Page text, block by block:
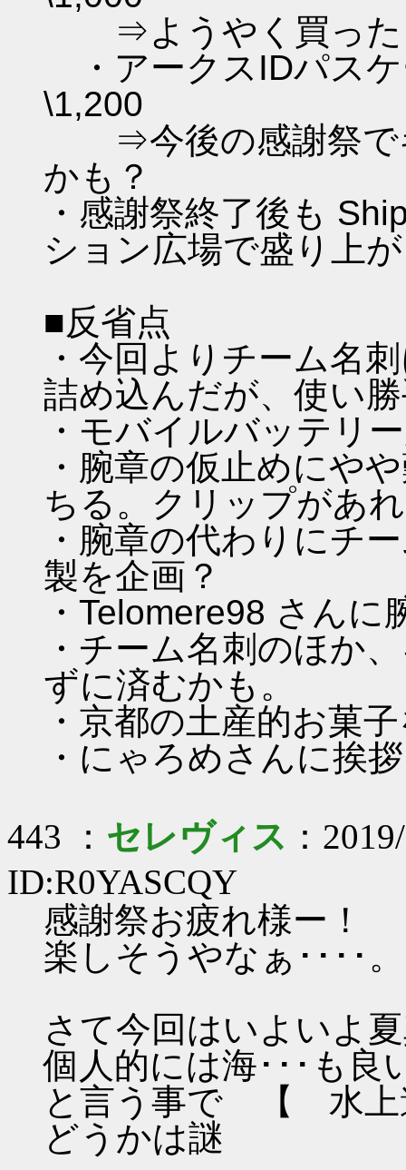
⇒ようやく買った
・アークスIDパス
\1,200
⇒今後の感謝祭で
かも？
・感謝祭終了後も
ション広場で盛り上
■反省点
・今回よりチーム名
詰め込んだが、使い
・モバイルバッテリ
・腕章の仮止めにや
ちる。クリップがあ
・腕章の代わりにチ
製を企画？
・Telomere98 さん
・チーム名刺のほか
ずに済むかも。
・京都の土産的お菓
・にゃろめさんに挨
443 ： セレヴィス ：
ID:R0YASCQY
感謝祭お疲れ様ー！
楽しそうやなぁ････。
さて今回はいよいよ
個人的には海･･･も良
と言う事で 【 水
どうかは謎